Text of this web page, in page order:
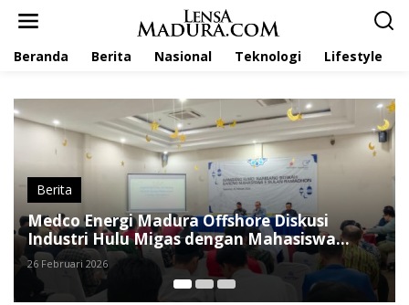
Beranda Berita Nasional Teknologi Lifestyle
Offshore Diskusi
Mahasiswa
Nasional
SKK Migas: Belanja
Rp725 Triliun, TKDN
2 Januari 2026